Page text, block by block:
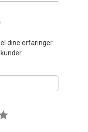
dine erfaringer